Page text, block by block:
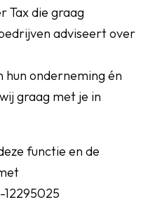
Tax die graag
adviseert over
onderneming én
graag met je in
functie en de
12295025